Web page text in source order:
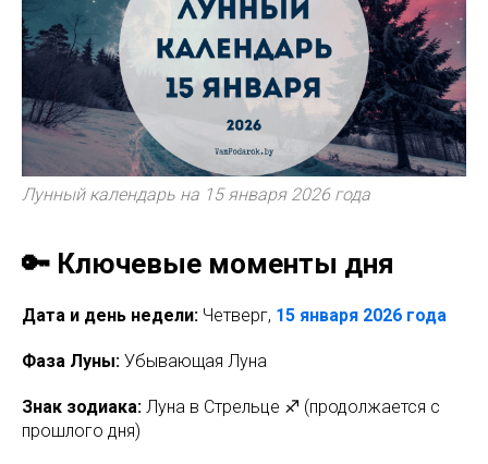
Лунный календарь на 15 января 2026 года
🔑 Ключевые моменты дня
Дата и день недели: Четверг, 15 января 2026 года
Фаза Луны: Убывающая Луна
Знак зодиака: Луна в Стрельце ♐ (продолжается с
прошлого дня)